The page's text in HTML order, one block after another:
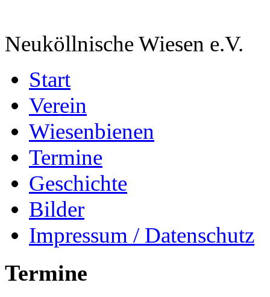
Neuköllnische Wiesen e.V.
Start
Verein
Wiesenbienen
Termine
Geschichte
Bilder
Impressum / Datenschutz
Termine